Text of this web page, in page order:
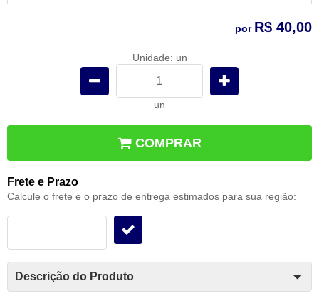
por R$ 40,00
Unidade: un
un
COMPRAR
Frete e Prazo
Calcule o frete e o prazo de entrega estimados para sua região:
Descrição do Produto